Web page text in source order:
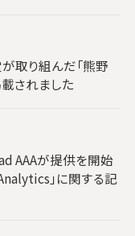
取り組んだ「熊野
されました
AAAが提供を開始
」に関する記